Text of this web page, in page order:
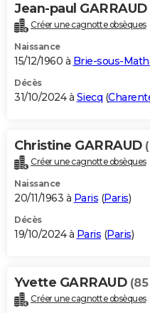
Jean-paul GARRAUD
Créer une cagnotte obsèques
Naissance
15/12/1960 à Brie-sous-
Décès
31/10/2024 à Siecq (
Christine GARRAUD
Créer une cagnotte obsèques
Naissance
20/11/1963 à Paris (Paris)
Décès
19/10/2024 à Paris (Paris)
Yvette GARRAUD
Créer une cagnotte obsèques